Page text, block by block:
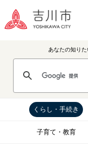
あなたの知り
くらし・手続き
子育て・教育